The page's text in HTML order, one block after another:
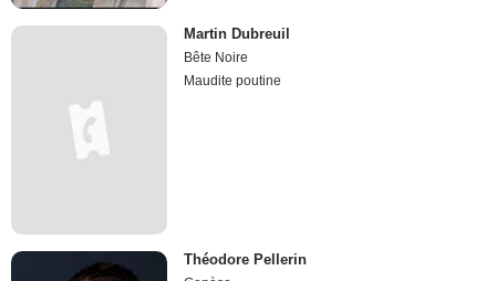
Martin Dubreuil
Bête Noire
Maudite poutine
Théodore Pellerin